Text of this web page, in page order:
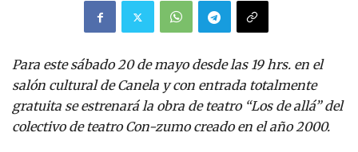
Para este sábado 20 de mayo desde las 19 hrs. en el
salón cultural de Canela y con entrada totalmente
gratuita se estrenará la obra de teatro “Los de allá” del
colectivo de teatro Con-zumo creado en el año 2000.